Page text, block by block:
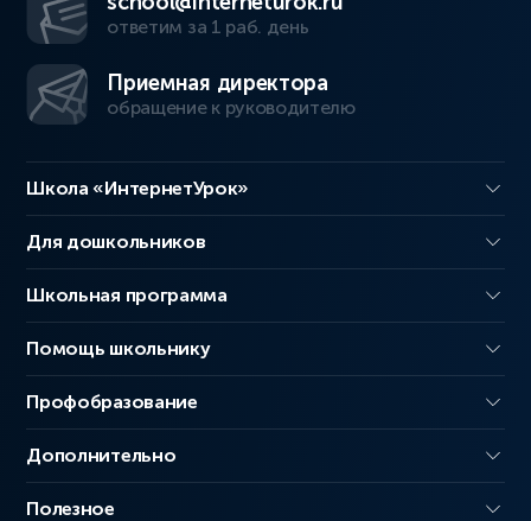
ответим за 1 раб. день
Приемная директора
обращение к руководителю
Школа «ИнтернетУрок»
Для дошкольников
Школьная программа
Помощь школьнику
Профобразование
Дополнительно
Полезное